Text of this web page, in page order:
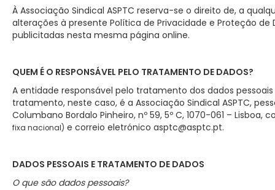
À Associação Sindical ASPTC reserva-se o direito de, a
alterações à presente Política de Privacidade e Proteção
publicitadas nesta mesma página online.
QUEM É O RESPONSÁVEL PELO TRATAMENTO DE DADOS?
A entidade responsável pelo tratamento dos dados
tratamento, neste caso, é a Associação Sindical ASPTC,
Columbano Bordalo Pinheiro, nº 59, 5º C, 1070-061 – Lisboa,
fixa nacional) e correio eletrónico asptc@asptc.pt.
DADOS PESSOAIS E TRATAMENTO DE DADOS
O que são dados pessoais?